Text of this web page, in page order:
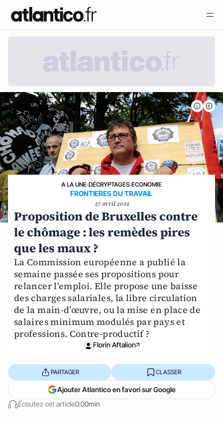
A LA UNE›DÉCRYPTAGES›ECONOMIE
FRONTIERES DU TRAVAIL
27 avril 2012
Proposition de Bruxelles contre
le chômage : les remèdes pires
que les maux ?
La Commission européenne a publié la
semaine passée ses propositions pour
relancer l'emploi. Elle propose une baisse
des charges salariales, la libre circulation
de la main-d’œuvre, ou la mise en place de
salaires minimum modulés par pays et
professions. Contre-productif ?
Florin Aftalion
Écoutez cet article0:00min
PARTAGER CLASSER
Ajouter Atlantico en favori sur Google